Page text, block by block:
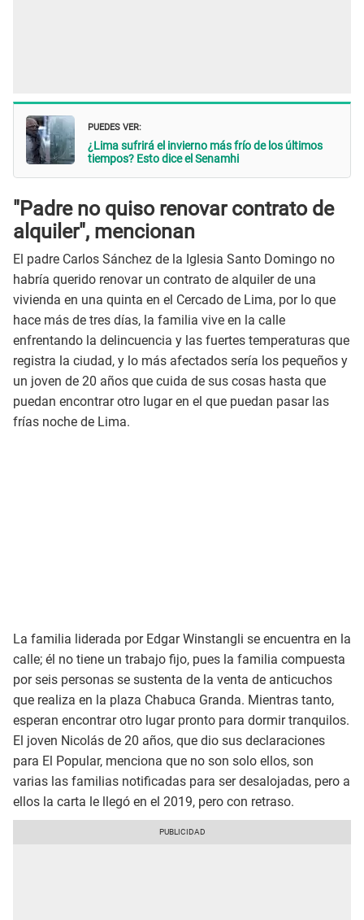
PUEDES VER:
¿Lima sufrirá el invierno más frío de los últimos
tiempos? Esto dice el Senamhi
"Padre no quiso renovar contrato de
alquiler", mencionan
El padre Carlos Sánchez de la Iglesia Santo Domingo no
habría querido renovar un contrato de alquiler de una
vivienda en una quinta en el Cercado de Lima, por lo que
hace más de tres días, la familia vive en la calle
enfrentando la delincuencia y las fuertes temperaturas que
registra la ciudad, y lo más afectados sería los pequeños y
un joven de 20 años que cuida de sus cosas hasta que
puedan encontrar otro lugar en el que puedan pasar las
frías noche de Lima.
La familia liderada por Edgar Winstangli se encuentra en la
calle; él no tiene un trabajo fijo, pues la familia compuesta
por seis personas se sustenta de la venta de anticuchos
que realiza en la plaza Chabuca Granda. Mientras tanto,
esperan encontrar otro lugar pronto para dormir tranquilos.
El joven Nicolás de 20 años, que dio sus declaraciones
para El Popular, menciona que no son solo ellos, son
varias las familias notificadas para ser desalojadas, pero a
ellos la carta le llegó en el 2019, pero con retraso.